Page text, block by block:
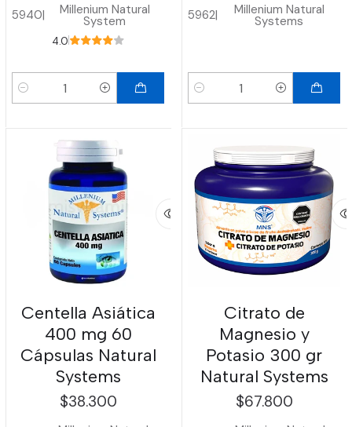
5940| Millenium Natural
System
4.0
Cantidad
5962| Millenium Natural
Systems
Cantidad
Centella Asiática
400 mg 60
Cápsulas Natural
Systems
$38.300
Citrato de
Magnesio y
Potasio 300 gr
Natural Systems
$67.800